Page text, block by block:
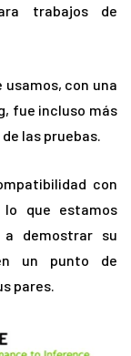
trabajos de
usamos, con una
fue incluso más
las pruebas.
con
que estamos
a demostrar su
un punto de
pares.